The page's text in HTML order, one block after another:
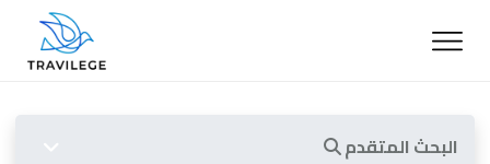
البحث المتقدم